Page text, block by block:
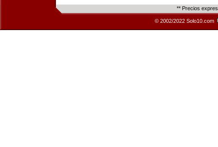
** Precios
© 2002/2022 Solo10.com